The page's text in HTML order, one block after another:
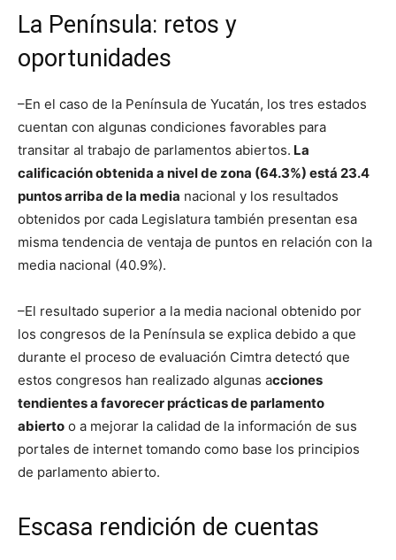
La Península: retos y
oportunidades
–En el caso de la Península de Yucatán, los tres estados
cuentan con algunas condiciones favorables para
transitar al trabajo de parlamentos abiertos. La
calificación obtenida a nivel de zona (64.3%) está 23.4
puntos arriba de la media nacional y los resultados
obtenidos por cada Legislatura también presentan esa
misma tendencia de ventaja de puntos en relación con la
media nacional (40.9%).
–El resultado superior a la media nacional obtenido por
los congresos de la Península se explica debido a que
durante el proceso de evaluación Cimtra detectó que
estos congresos han realizado algunas acciones
tendientes a favorecer prácticas de parlamento
abierto o a mejorar la calidad de la información de sus
portales de internet tomando como base los principios
de parlamento abierto.
Escasa rendición de cuentas